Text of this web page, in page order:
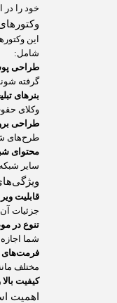
خود را در
این
شامل:
طراحی
گرفته
بنرهای
وکلای
طراحی
طرح‌های
محتوای
سایر
قابلیت
جزئیات
تنوع در
شما
فرمت‌های
مختلف
کیفیت
اهمیت